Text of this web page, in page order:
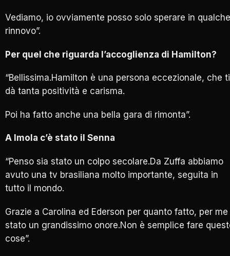
Vediamo, io ovviamente posso solo sperare in qualche
rinnovo”.
Per quel che riguarda l’accoglienza di Hamilton?
“Bellissima.Hamilton è una persona eccezionale, che ti
dà tanta positività e carisma.
Poi ha fatto anche una bella gara di rimonta”.
A Imola c’è stato il Senna
“Penso sia stato un colpo secolare.Da Zuffa abbiamo
avuto una tv brasiliana molto importante, seguita in
tutto il mondo.
Grazie a Carolina ed Ederson per quanto fatto, per me
stato un grandissimo onore.Non è semplice fare
cose”.